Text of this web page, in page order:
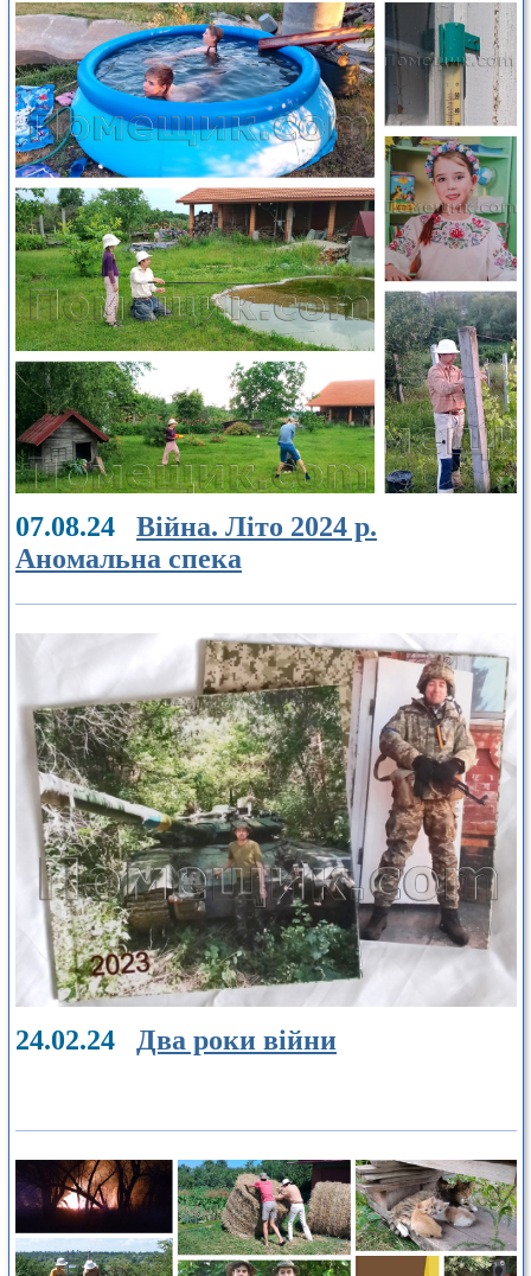
07.08.24 Війна. Літо 2024 р.
Аномальна спека
24.02.24 Два роки війни